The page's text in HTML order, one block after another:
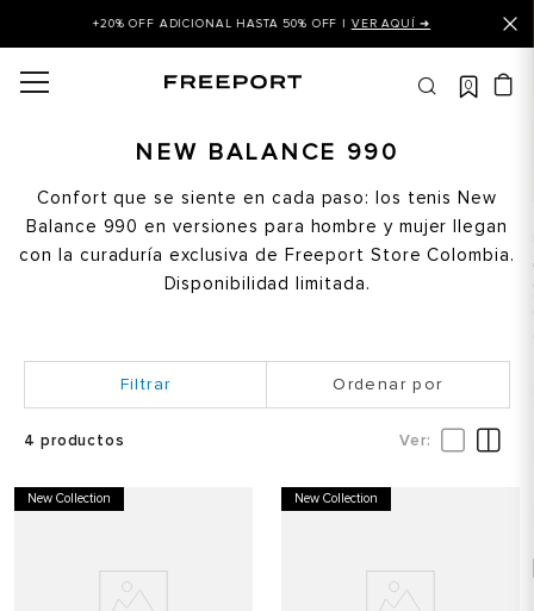
+20% OFF ADICIONAL HASTA 50% OFF | VER AQUÍ ➜
0
NEW BALANCE 990
Confort que se siente en cada paso: los tenis New
Balance 990 en versiones para hombre y mujer llegan
con la curaduría exclusiva de Freeport Store Colombia.
Disponibilidad limitada.
Ordenar por
4 productos
New Collection New Collection
balance 327
tommy hilfiger
mujer